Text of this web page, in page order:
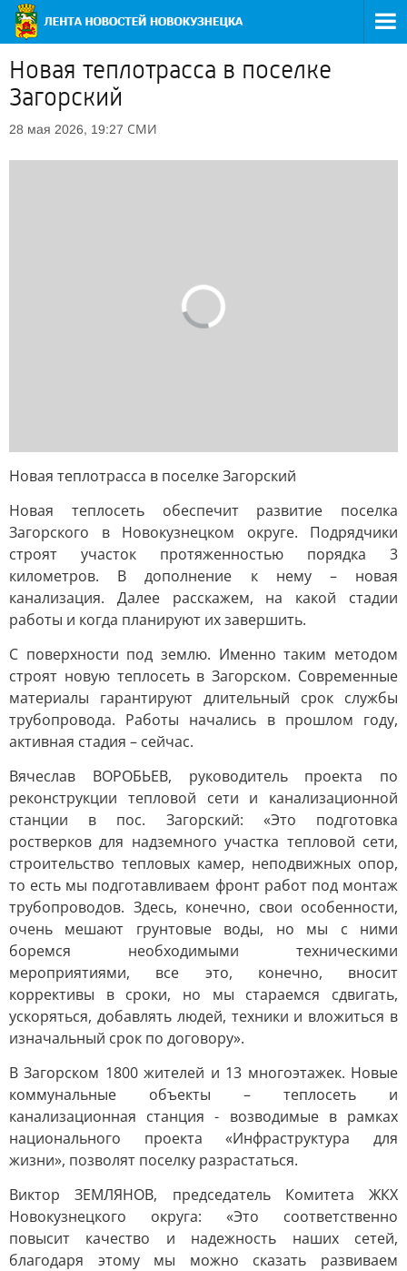
Новая теплотрасса в поселке
Загорский
28 мая 2026, 19:27 СМИ
Новая теплотрасса в поселке Загорский
Новая теплосеть обеспечит развитие поселка
Загорского в Новокузнецком округе. Подрядчики
строят участок протяженностью порядка 3
километров. В дополнение к нему – новая
канализация. Далее расскажем, на какой стадии
работы и когда планируют их завершить.
С поверхности под землю. Именно таким методом
строят новую теплосеть в Загорском. Современные
материалы гарантируют длительный срок службы
трубопровода. Работы начались в прошлом году,
активная стадия – сейчас.
Вячеслав ВОРОБЬЕВ, руководитель проекта по
реконструкции тепловой сети и канализационной
станции в пос. Загорский: «Это подготовка
ростверков для надземного участка тепловой сети,
строительство тепловых камер, неподвижных опор,
то есть мы подготавливаем фронт работ под монтаж
трубопроводов. Здесь, конечно, свои особенности,
очень мешают грунтовые воды, но мы с ними
боремся необходимыми техническими
мероприятиями, все это, конечно, вносит
коррективы в сроки, но мы стараемся сдвигать,
ускоряться, добавлять людей, техники и вложиться в
изначальный срок по договору».
В Загорском 1800 жителей и 13 многоэтажек. Новые
коммунальные объекты – теплосеть и
канализационная станция - возводимые в рамках
национального проекта «Инфраструктура для
жизни», позволят поселку разрастаться.
Виктор ЗЕМЛЯНОВ, председатель Комитета ЖКХ
Новокузнецкого округа: «Это соответственно
повысит качество и надежность наших сетей,
благодаря этому мы можно сказать развиваем